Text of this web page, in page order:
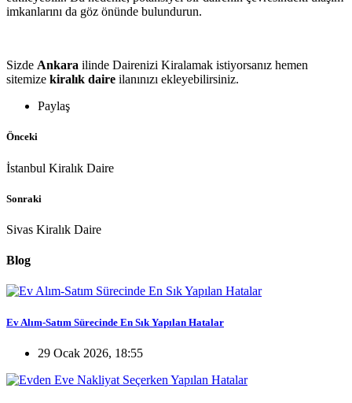
imkanlarını da göz önünde bulundurun.
Sizde Ankara ilinde Dairenizi Kiralamak istiyorsanız hemen
sitemize kiralık daire ilanınızı ekleyebilirsiniz.
Paylaş
Önceki
İstanbul Kiralık Daire
Sonraki
Sivas Kiralık Daire
Blog
Ev Alım-Satım Sürecinde En Sık Yapılan Hatalar
29 Ocak 2026, 18:55